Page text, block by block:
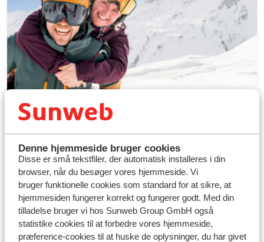
Denne hjemmeside bruger cookies
Disse er små tekstfiler, der automatisk installeres i din
browser, når du besøger vores hjemmeside. Vi
bruger funktionelle cookies som standard for at sikre, at
hjemmesiden fungerer korrekt og fungerer godt. Med din
tilladelse bruger vi hos Sunweb Group GmbH også
statistike cookies til at forbedre vores hjemmeside,
præference-cookies til at huske de oplysninger, du har givet
Skiferier
Tilmeld dig vores ski-nyhedsbrev og få:
Tidlig adgang til eksklusive skiferie-tilbud
Inspiration til de bedste skisportssteder
De bedste skiferie-tilbud og rabatter direkte i
din indbakke